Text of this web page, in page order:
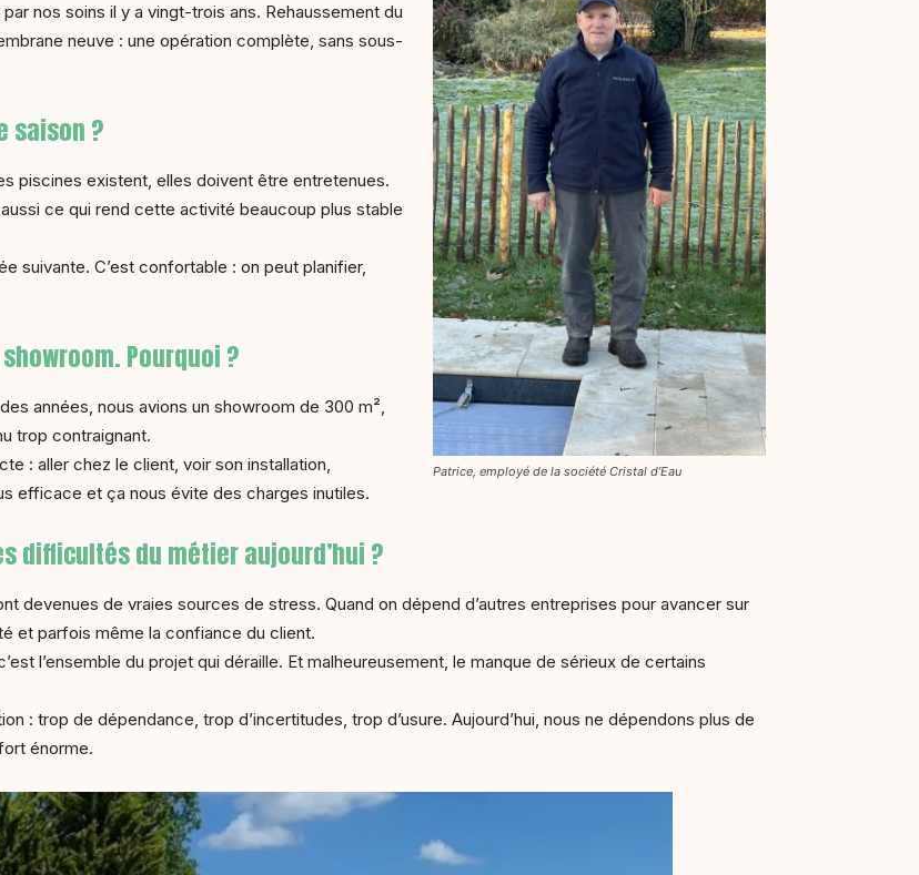
Patrice, employé de la société Cristal d’Eau
nos soins il y a vingt-trois ans. Rehaussement du
neuve : une opération complète, sans sous-
saison ?
piscines existent, elles doivent être entretenues.
ce qui rend cette activité beaucoup plus stable
suivante. C’est confortable : on peut planifier,
Pourquoi ?
années, nous avions un showroom de 300 m²,
trop contraignant.
: aller chez le client, voir son installation,
efficace et ça nous évite des charges inutiles.
difficultés du métier aujourd’hui ?
devenues de vraies sources de stress. Quand on dépend d’autres entreprises pour avancer sur
et parfois même la confiance du client.
l’ensemble du projet qui déraille. Et malheureusement, le manque de sérieux de certains
: trop de dépendance, trop d’incertitudes, trop d’usure. Aujourd’hui, nous ne dépendons plus de
énorme.